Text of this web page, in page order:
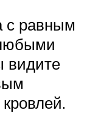
с равным